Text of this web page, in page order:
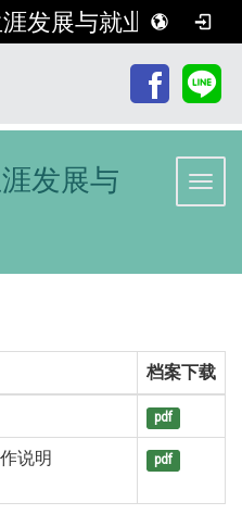
发展与就业辅导组
发展与
档案下载
pdf
说明
pdf